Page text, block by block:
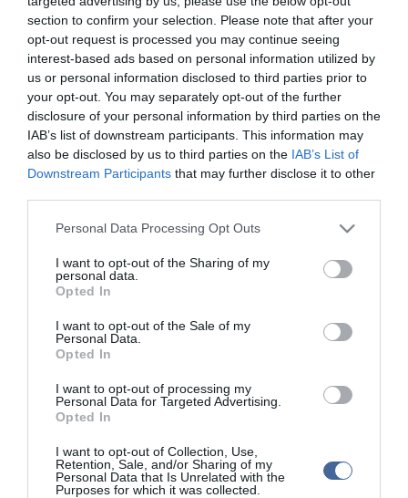
section to confirm your selection. Please note that after your
opt-out request is processed you may continue seeing
interest-based ads based on personal information utilized by
us or personal information disclosed to third parties prior to
your opt-out. You may separately opt-out of the further
disclosure of your personal information by third parties on the
IAB’s list of downstream participants. This information may
also be disclosed by us to third parties on the IAB’s List of
Downstream Participants that may further disclose it to other
Please note that this website/app uses one or more Google
not limited to your visit or usage behaviour. You may click to
grant or deny consent to Google and its third-party tags to
use your data for below specified purposes in below Google
consent section.
Personal Data Processing Opt Outs
I want to opt-out of the Sharing of my
personal data.
Opted In
I want to opt-out of the Sale of my
Personal Data.
Opted In
I want to opt-out of processing my
Personal Data for Targeted Advertising.
Opted In
I want to opt-out of Collection, Use,
Retention, Sale, and/or Sharing of my
Personal Data that Is Unrelated with the
Purposes for which it was collected.
intézményben úgynevezett csúsztatott csengetési rendet vezettek
be, két iskolában pedig 8 óra helyett 8.30-kor kezdődik a tanítás -
sorolta a tankerületi igazgató.
A bagaméri tapasztaltokról szólva hozzátette: a tesztidőszak alatt
szűrtek ki magasabb hőmérsékletű diákot, ami hozzásegített a
helyi eljárásrend kialakítására, és ennek eredményeként olyan
megállapodás született, hogy ilyen esetben a háziorvos soron kívül
azonnal fogadja és ellátja a kiszűrt gyereket.
bagaméri ötletet, hogy a járólapokra felfestett üzenetekkel - "Moss
gyakran kezet!", "Ne lépj a sarkamba, tarts távolságot!" - is segítik
Kapcsolódó írások:
Kéthetes iskolai szünetet rendelt el a moszkvai polgármester
Többen megfertőződtek koronavírussal egy kirándulóhajón
Operatív törzs: szerdán tárgyal a kormány a schengeni belső
határellenőrzés meghosszabbításáról